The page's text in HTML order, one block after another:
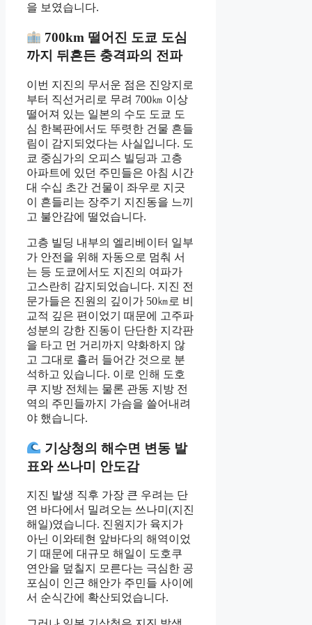
을 보였습니다.
700km 떨어진 도쿄 도심
까지 뒤흔든 충격파의 전파
이번 지진의 무서운 점은 진앙지로
부터 직선거리로 무려 700㎞ 이상
떨어져 있는 일본의 수도 도쿄 도
심 한복판에서도 뚜렷한 건물 흔들
림이 감지되었다는 사실입니다. 도
쿄 중심가의 오피스 빌딩과 고층
아파트에 있던 주민들은 아침 시간
대 수십 초간 건물이 좌우로 지긋
이 흔들리는 장주기 지진동을 느끼
고 불안감에 떨었습니다.
고층 빌딩 내부의 엘리베이터 일부
가 안전을 위해 자동으로 멈춰 서
는 등 도쿄에서도 지진의 여파가
고스란히 감지되었습니다. 지진 전
문가들은 진원의 깊이가 50㎞로 비
교적 깊은 편이었기 때문에 고주파
성분의 강한 진동이 단단한 지각판
을 타고 먼 거리까지 약화하지 않
고 그대로 흘러 들어간 것으로 분
석하고 있습니다. 이로 인해 도호
쿠 지방 전체는 물론 관동 지방 전
역의 주민들까지 가슴을 쓸어내려
야 했습니다.
기상청의 해수면 변동 발
표와 쓰나미 안도감
지진 발생 직후 가장 큰 우려는 단
연 바다에서 밀려오는 쓰나미(지진
해일)였습니다. 진원지가 육지가
아닌 이와테현 앞바다의 해역이었
기 때문에 대규모 해일이 도호쿠
연안을 덮칠지 모른다는 극심한 공
포심이 인근 해안가 주민들 사이에
서 순식간에 확산되었습니다.